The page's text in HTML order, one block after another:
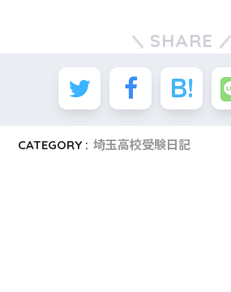
SHARE
CATEGORY : 埼玉高校受験日記